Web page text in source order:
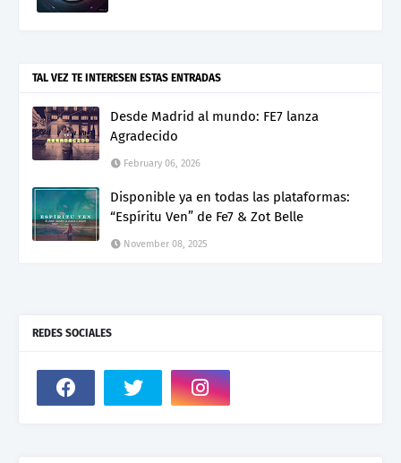
TAL VEZ TE INTERESEN ESTAS ENTRADAS
Desde Madrid al mundo: FE7 lanza
Agradecido
February 06, 2026
Disponible ya en todas las plataformas:
“Espíritu Ven” de Fe7 & Zot Belle
November 08, 2025
REDES SOCIALES